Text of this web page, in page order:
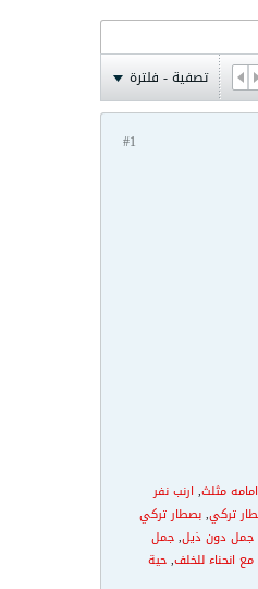
تصفية - فلترة
#1
مثلث, ارنب نفر
تركي,بصطار تركي
جمل دون ذيل,جمل
انحناء للخلف,حية